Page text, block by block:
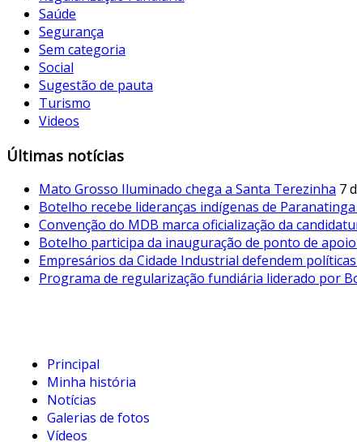
Saúde
Segurança
Sem categoria
Social
Sugestão de pauta
Turismo
Videos
Últimas notícias
Mato Grosso Iluminado chega a Santa Terezinha 7
Botelho recebe lideranças indígenas de
Convenção do MDB marca oficialização da
Botelho participa da inauguração de ponto de
Empresários da Cidade Industrial defendem
Programa de regularização fundiária liderado por
Principal
Minha história
Notícias
Galerias de fotos
Vídeos